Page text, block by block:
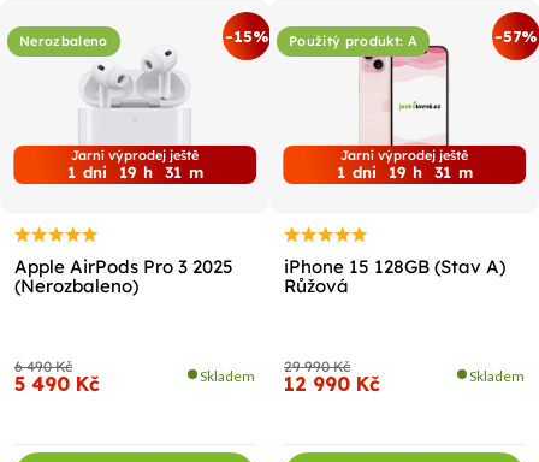
Nerozbaleno -15%
Jarní výprodej ještě
1 dni 19 h 31 m
Apple AirPods Pro 3 2025
(Nerozbaleno)
6 490 Kč
5 490 Kč Skladem
Použitý produkt: A -57%
Jarní výprodej ještě
1 dni 19 h 31 m
iPhone 15 128GB (Stav A)
Růžová
29 990 Kč
12 990 Kč Skladem